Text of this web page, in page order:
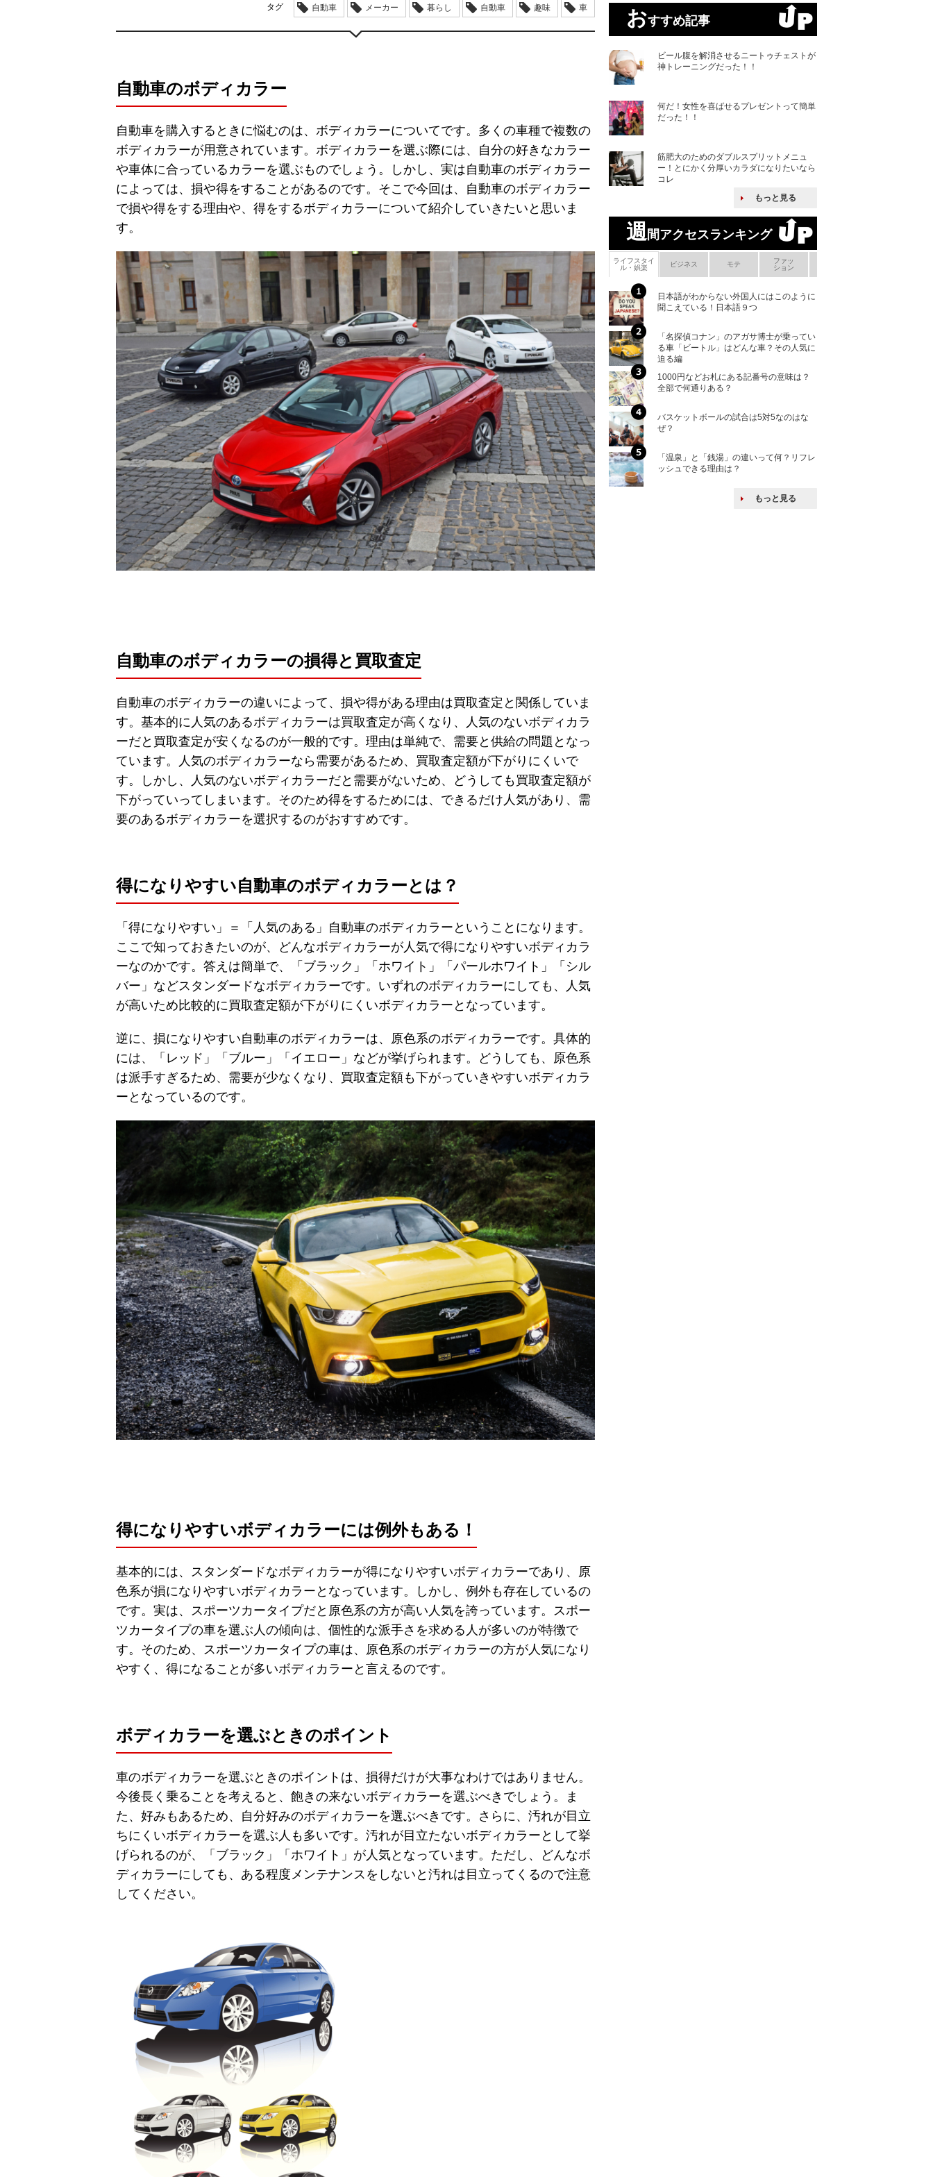
タグ 自動車 メーカー 暮らし 自動車 趣味 車
自動車のボディカラー
自動車を購入するときに悩むのは、ボディカラーについてです。多くの車種で複数の
ボディカラーが用意されています。ボディカラーを選ぶ際には、自分の好きなカラー
や車体に合っているカラーを選ぶものでしょう。しかし、実は自動車のボディカラー
によっては、損や得をすることがあるのです。そこで今回は、自動車のボディカラー
で損や得をする理由や、得をするボディカラーについて紹介していきたいと思いま
す。
自動車のボディカラーの損得と買取査定
自動車のボディカラーの違いによって、損や得がある理由は買取査定と関係していま
す。基本的に人気のあるボディカラーは買取査定が高くなり、人気のないボディカラ
ーだと買取査定が安くなるのが一般的です。理由は単純で、需要と供給の問題となっ
ています。人気のボディカラーなら需要があるため、買取査定額が下がりにくいで
す。しかし、人気のないボディカラーだと需要がないため、どうしても買取査定額が
下がっていってしまいます。そのため得をするためには、できるだけ人気があり、需
要のあるボディカラーを選択するのがおすすめです。
得になりやすい自動車のボディカラーとは？
「得になりやすい」＝「人気のある」自動車のボディカラーということになります。
ここで知っておきたいのが、どんなボディカラーが人気で得になりやすいボディカラ
ーなのかです。答えは簡単で、「ブラック」「ホワイト」「パールホワイト」「シル
バー」などスタンダードなボディカラーです。いずれのボディカラーにしても、人気
が高いため比較的に買取査定額が下がりにくいボディカラーとなっています。
逆に、損になりやすい自動車のボディカラーは、原色系のボディカラーです。具体的
には、「レッド」「ブルー」「イエロー」などが挙げられます。どうしても、原色系
は派手すぎるため、需要が少なくなり、買取査定額も下がっていきやすいボディカラ
ーとなっているのです。
得になりやすいボディカラーには例外もある！
基本的には、スタンダードなボディカラーが得になりやすいボディカラーであり、原
色系が損になりやすいボディカラーとなっています。しかし、例外も存在しているの
です。実は、スポーツカータイプだと原色系の方が高い人気を誇っています。スポー
ツカータイプの車を選ぶ人の傾向は、個性的な派手さを求める人が多いのが特徴で
す。そのため、スポーツカータイプの車は、原色系のボディカラーの方が人気になり
やすく、得になることが多いボディカラーと言えるのです。
ボディカラーを選ぶときのポイント
車のボディカラーを選ぶときのポイントは、損得だけが大事なわけではありません。
今後長く乗ることを考えると、飽きの来ないボディカラーを選ぶべきでしょう。ま
た、好みもあるため、自分好みのボディカラーを選ぶべきです。さらに、汚れが目立
ちにくいボディカラーを選ぶ人も多いです。汚れが目立たないボディカラーとして挙
げられるのが、「ブラック」「ホワイト」が人気となっています。ただし、どんなボ
ディカラーにしても、ある程度メンテナンスをしないと汚れは目立ってくるので注意
してください。
おすすめ記事
ビール腹を解消させるニートゥチェストが
神トレーニングだった！！
何だ！女性を喜ばせるプレゼントって簡単
だった！！
筋肥大のためのダブルスプリットメニュ
ー！とにかく分厚いカラダになりたいなら
コレ
もっと見る
週間アクセスランキング
ライフスタイ
ル・娯楽
ビジネス モテ
ファッ
ション
日本語がわからない外国人にはこのように
聞こえている！日本語９つ
「名探偵コナン」のアガサ博士が乗ってい
る車「ビートル」はどんな車？その人気に
迫る編
1000円などお札にある記番号の意味は？
全部で何通りある？
バスケットボールの試合は5対5なのはな
ぜ？
「温泉」と「銭湯」の違いって何？リフレ
ッシュできる理由は？
もっと見る